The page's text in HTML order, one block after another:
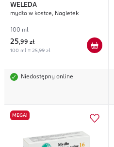
WELEDA
mydło w kostce, Nagietek
100 ml
25,99 zł
100 ml = 25,99 zł
Niedostępny online
MEGA!